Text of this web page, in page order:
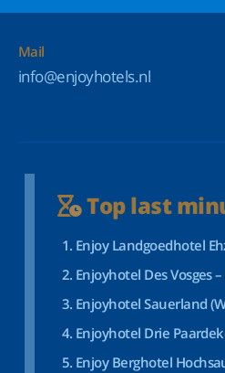
Mail
info@enjoyhotels.nl
Top last
Enjoy Landgoedhotel
Enjoyhotel Des Vosges –
Enjoyhotel Sauerland
Enjoyhotel Drie
Enjoy Berghotel